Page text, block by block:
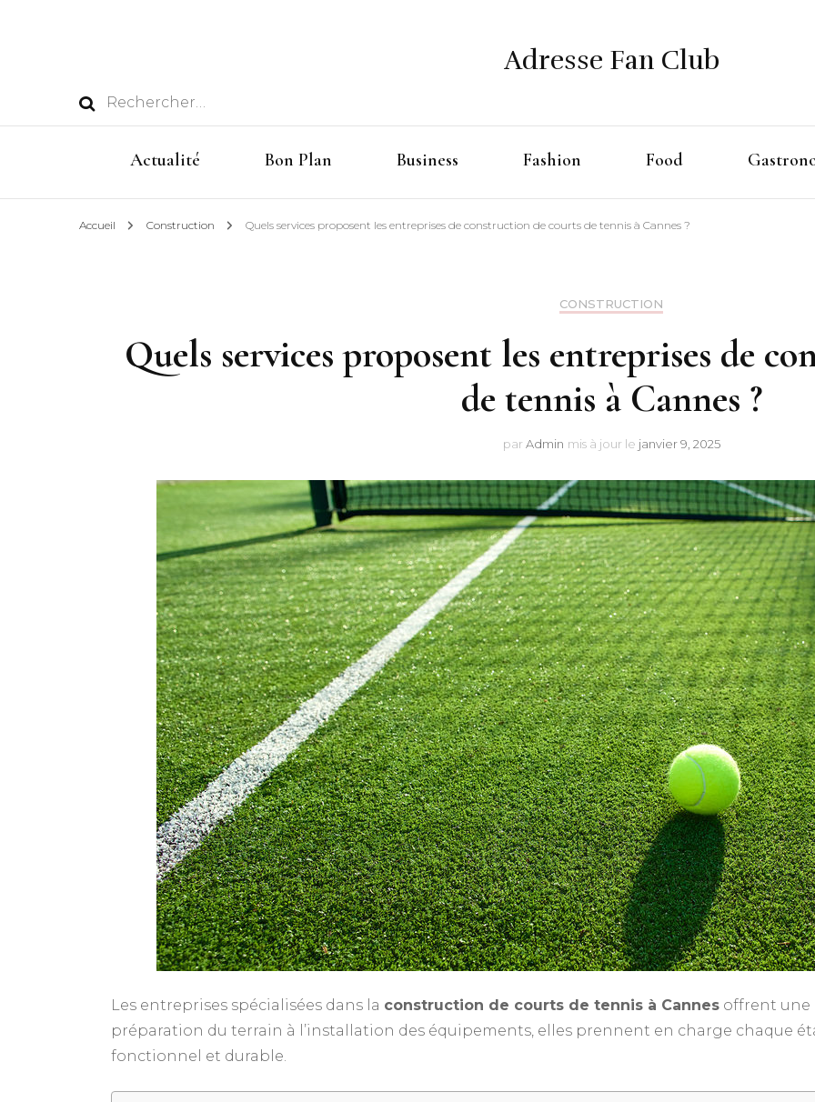
Rechercher :
Adresse Fan Club
Actualité Bon Plan Business Fashion Food
Accueil Construction Quels services proposent les entreprises de construction de courts de tennis à Cannes ?
CONSTRUCTION
Quels services proposent les entreprises de
de tennis à Cannes ?
par Admin mis à jour le janvier 9, 2025
Les entreprises spécialisées dans la construction de courts de tennis à Cannes offrent une
préparation du terrain à l’installation des équipements, elles prennent en charge chaque
fonctionnel et durable.